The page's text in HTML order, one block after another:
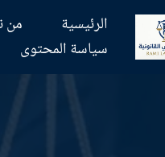
الرئيسية من
سياسة المحتوى